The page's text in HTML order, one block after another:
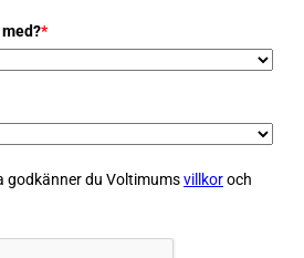
*
godkänner du Voltimumsvillkoroch